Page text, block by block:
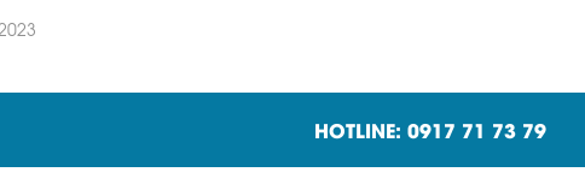
HOTLINE: 0917 71 73 79